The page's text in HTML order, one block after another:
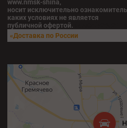
www.nmsk-shina,
носит исключительно
каких условиях не является
публичной офертой.
«Доставка по России